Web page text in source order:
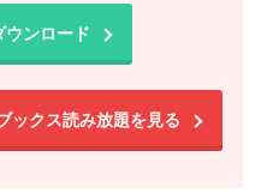
ウンロード
ックス読み放題を見る